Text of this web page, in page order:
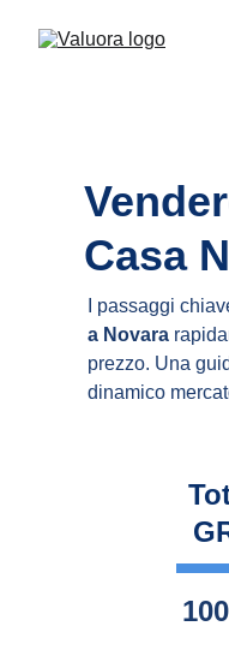
I passaggi
a Novara
prezzo. Una
dinamico
Casa